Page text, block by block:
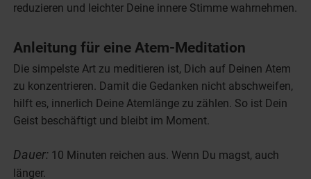
reduzieren und leichter Deine innere Stimme wahrnehmen.
Anleitung für eine Atem-Meditation
Die simpelste Art zu meditieren ist, Dich auf Deinen Atem
zu konzentrieren. Damit die Gedanken nicht abschweifen,
hilft es, innerlich Deine Atemlänge zu zählen. So ist Dein
Geist beschäftigt und bleibt im Moment.
Dauer: 10 Minuten reichen aus. Wenn Du magst, auch
länger.